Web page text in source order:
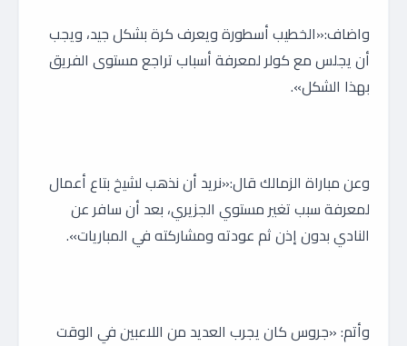
واضاف:«الخطيب أسطورة ويعرف كرة بشكل جيد، ويجب
أن يجلس مع كولر لمعرفة أسباب تراجع مستوى الفريق
بهذا الشكل».
وعن مباراة الزمالك قال:«نريد أن نذهب لشيخ بتاع أعمال
لمعرفة سبب تغير مستوي الجزيري، بعد أن سافر عن
النادي بدون إذن ثم عودته ومشاركته في المباريات».
وأتم: «جروس كان يجرب العديد من اللاعبين في الوقت